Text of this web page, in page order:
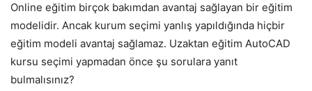
Online eğitim birçok bakımdan avantaj sağlayan bir eğitim
modelidir. Ancak kurum seçimi yanlış yapıldığında hiçbir
eğitim modeli avantaj sağlamaz. Uzaktan eğitim AutoCAD
kursu seçimi yapmadan önce şu sorulara yanıt
bulmalısınız?